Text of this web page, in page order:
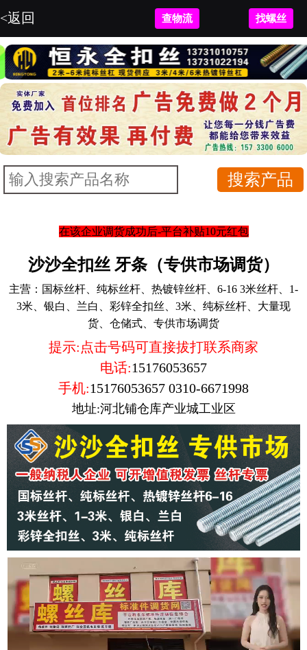
<返回 查物流 找螺丝
在该企业调货成功后-平台补贴10元红包
沙沙全扣丝 牙条（专供市场调货）
主营： 国标丝杆、纯标丝杆、热镀锌丝杆、6-16 3米丝杆、1-
3米、银白、兰白、彩锌全扣丝、3米、纯标丝杆、大量现
货、仓储式、专供市场调货
提示:点击号码可直接拔打联系商家
电话:15176053657
手机:15176053657 0310-6671998
地址:河北铺仓库产业城工业区